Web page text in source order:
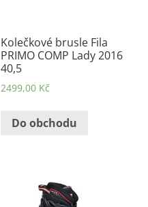
Kolečkové brusle Fila
PRIMO COMP Lady 2016
40,5
2499,00 Kč
Do obchodu